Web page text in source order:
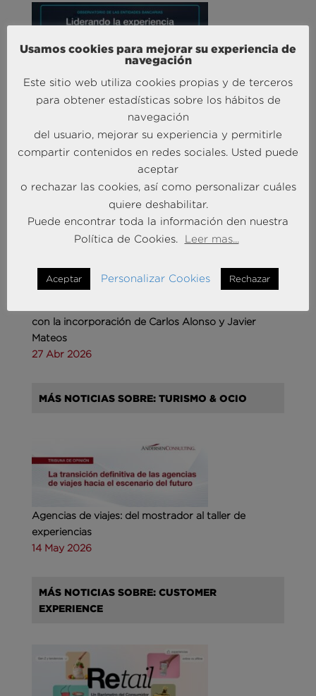
Liderando la Experiencia | Observatorio de las
Entidades Bancarias
24 Mar 2026
MÁS NOTICIAS SOBRE: INTELIGENCIA
ARTIFICIAL
con la incorporación de Carlos Alonso y Javier
Mateos
27 Abr 2026
MÁS NOTICIAS SOBRE: TURISMO & OCIO
Agencias de viajes: del mostrador al taller de
experiencias
14 May 2026
MÁS NOTICIAS SOBRE: CUSTOMER
EXPERIENCE
Usamos cookies para mejorar su experiencia de
navegación
Este sitio web utiliza cookies propias y de terceros
para obtener estadísticas sobre los hábitos de
navegación
del usuario, mejorar su experiencia y permitirle
compartir contenidos en redes sociales. Usted puede
aceptar
o rechazar las cookies, así como personalizar cuáles
quiere deshabilitar.
Puede encontrar toda la información den nuestra
Política de Cookies.
Leer mas...
Aceptar Personalizar Cookies Rechazar